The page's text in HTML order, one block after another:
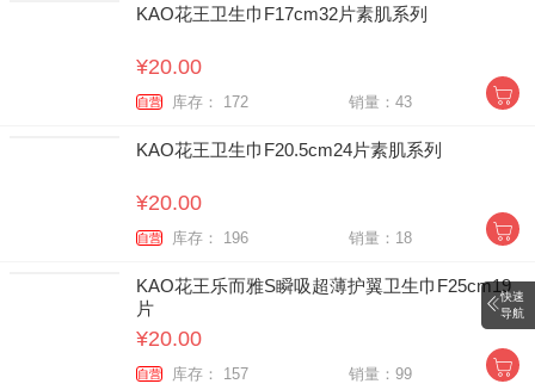
KAO花王卫生巾F17cm32片素肌系列
¥20.00
自营 库存： 172 销量：43
KAO花王卫生巾F20.5cm24片素肌系列
¥20.00
自营 库存： 196 销量：18
KAO花王乐而雅S瞬吸超薄护翼卫生巾F25cm19
片
¥20.00
自营 库存： 157 销量：99
快速
导航